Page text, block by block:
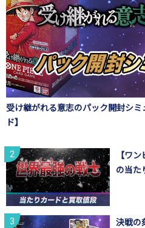
受け継がれる意志のパック開封シ
ド】
【ワ
の当た
決戦の